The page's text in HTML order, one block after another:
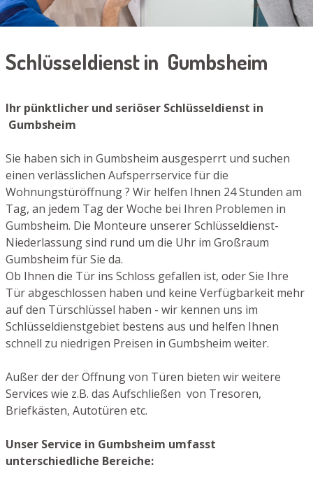
Schlüsseldienst in Gumbsheim
Ihr pünktlicher und seriöser Schlüsseldienst in
Gumbsheim
Sie haben sich in Gumbsheim ausgesperrt und suchen
einen verlässlichen Aufsperrservice für die
Wohnungstüröffnung ? Wir helfen Ihnen 24 Stunden am
Tag, an jedem Tag der Woche bei Ihren Problemen in
Gumbsheim. Die Monteure unserer Schlüsseldienst-
Niederlassung sind rund um die Uhr im Großraum
Gumbsheim für Sie da.
Ob Ihnen die Tür ins Schloss gefallen ist, oder Sie Ihre
Tür abgeschlossen haben und keine Verfügbarkeit mehr
auf den Türschlüssel haben - wir kennen uns im
Schlüsseldienstgebiet bestens aus und helfen Ihnen
schnell zu niedrigen Preisen in Gumbsheim weiter.
Außer der der Öffnung von Türen bieten wir weitere
Services wie z.B. das Aufschließen von Tresoren,
Briefkästen, Autotüren etc.
Unser Service in Gumbsheim umfasst
unterschiedliche Bereiche: